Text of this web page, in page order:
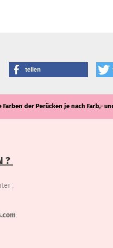
teilen
Farben der Perücken je nach
?
: